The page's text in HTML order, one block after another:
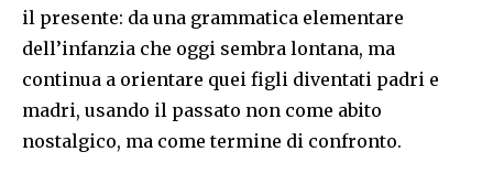
il presente: da una grammatica elementare
dell’infanzia che oggi sembra lontana, ma
continua a orientare quei figli diventati padri e
madri, usando il passato non come abito
nostalgico, ma come termine di confronto.